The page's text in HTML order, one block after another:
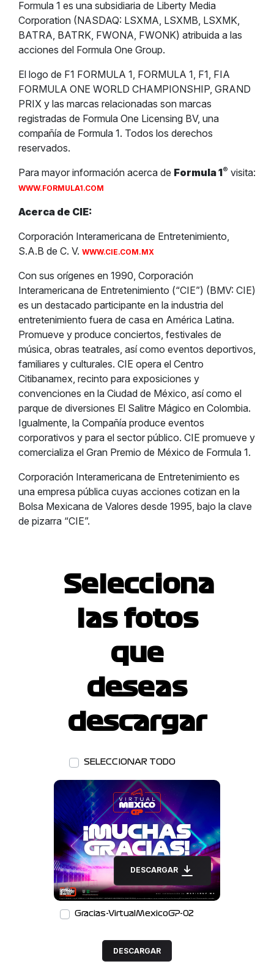
Formula 1 es una subsidiaria de Liberty Media
Corporation (NASDAQ: LSXMA, LSXMB, LSXMK,
BATRA, BATRK, FWONA, FWONK) atribuida a las
acciones del Formula One Group.
El logo de F1 FORMULA 1, FORMULA 1, F1, FIA
FORMULA ONE WORLD CHAMPIONSHIP, GRAND
PRIX y las marcas relacionadas son marcas
registradas de Formula One Licensing BV, una
compañía de Formula 1. Todos los derechos
reservados.
Para mayor información acerca de Formula 1® visita:
WWW.FORMULA1.COM
Acerca de CIE:
Corporación Interamericana de Entretenimiento,
S.A.B de C. V. WWW.CIE.COM.MX
Con sus orígenes en 1990, Corporación
Interamericana de Entretenimiento (“CIE”) (BMV: CIE)
es un destacado participante en la industria del
entretenimiento fuera de casa en América Latina.
Promueve y produce conciertos, festivales de
música, obras teatrales, así como eventos deportivos,
familiares y culturales. CIE opera el Centro
Citibanamex, recinto para exposiciones y
convenciones en la Ciudad de México, así como el
parque de diversiones El Salitre Mágico en Colombia.
Igualmente, la Compañía produce eventos
corporativos y para el sector público. CIE promueve y
comercializa el Gran Premio de México de Formula 1.
Corporación Interamericana de Entretenimiento es
una empresa pública cuyas acciones cotizan en la
Bolsa Mexicana de Valores desde 1995, bajo la clave
de pizarra “CIE”.
Selecciona
las fotos
que
deseas
descargar
SELECCIONAR TODO
DESCARGAR
Gracias-VirtualMexicoGP-02
DESCARGAR